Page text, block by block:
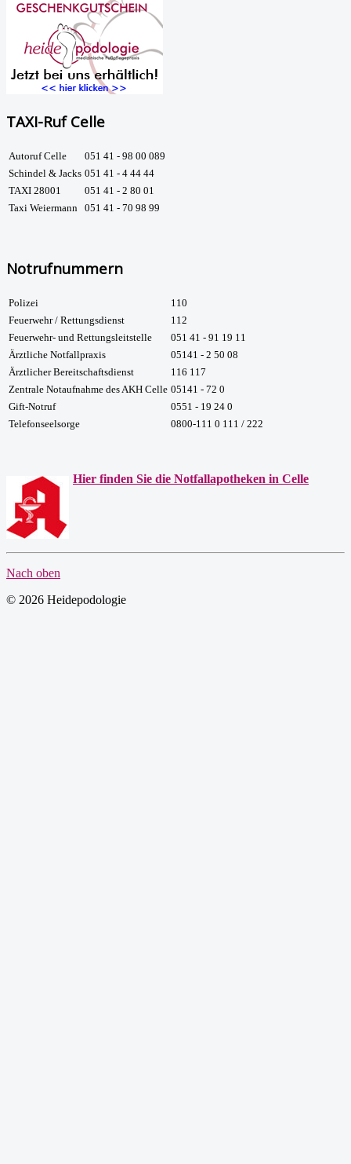
TAXI-Ruf Celle
Autoruf Celle
051 41 - 98 00 089
Schindel & Jacks 051 41 - 4 44 44
TAXI 28001
051 41 - 2 80 01
Taxi Weiermann 051 41 - 70 98 99
Notrufnummern
Polizei
110
Feuerwehr / Rettungsdienst
112
Feuerwehr- und Rettungsleitstelle
051 41 - 91 19 11
Ärztliche Notfallpraxis
05141 - 2 50 08
Ärztlicher Bereitschaftsdienst
116 117
Zentrale Notaufnahme des AKH Celle 05141 - 72 0
Gift-Notruf
0551 - 19 24 0
Telefonseelsorge
0800-111 0 111 / 222
Hier finden Sie die Notfallapotheken in Celle
Nach oben
© 2026 Heidepodologie